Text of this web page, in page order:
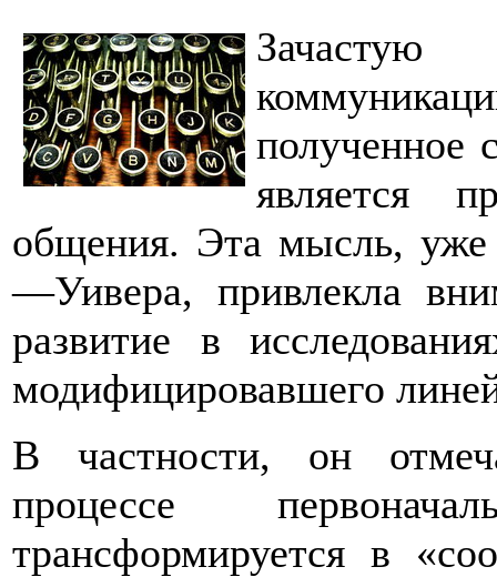
Зачастую
полученное
является
общения. Эта мысль,
—Уивера, привлекла
развитие в
модифицировавшего
В частности, он
процессе
трансформируется в